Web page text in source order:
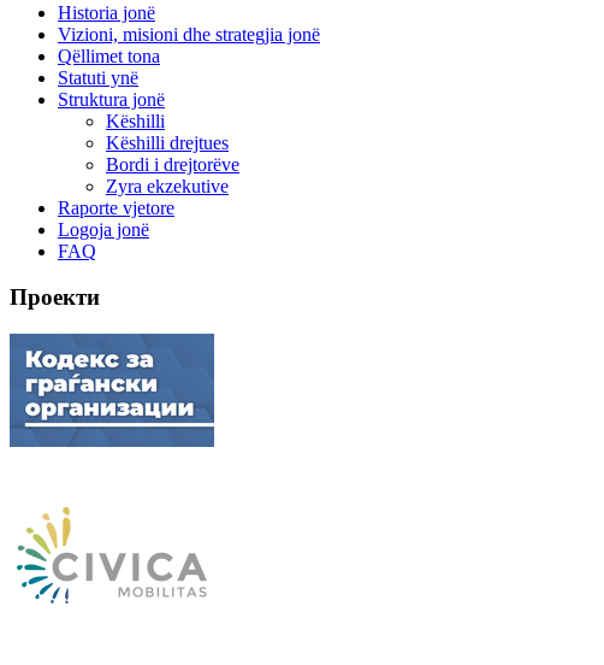
Historia jonë
Vizioni, misioni dhe strategjia jonë
Qëllimet tona
Statuti ynë
Struktura jonë
Këshilli
Këshilli drejtues
Bordi i drejtorëve
Zyra ekzekutive
Raporte vjetore
Logoja jonë
FAQ
Проекти